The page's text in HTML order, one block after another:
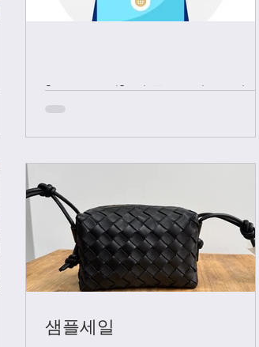
[중요공지] 카톡 문의 응대 시
간
샘플세일